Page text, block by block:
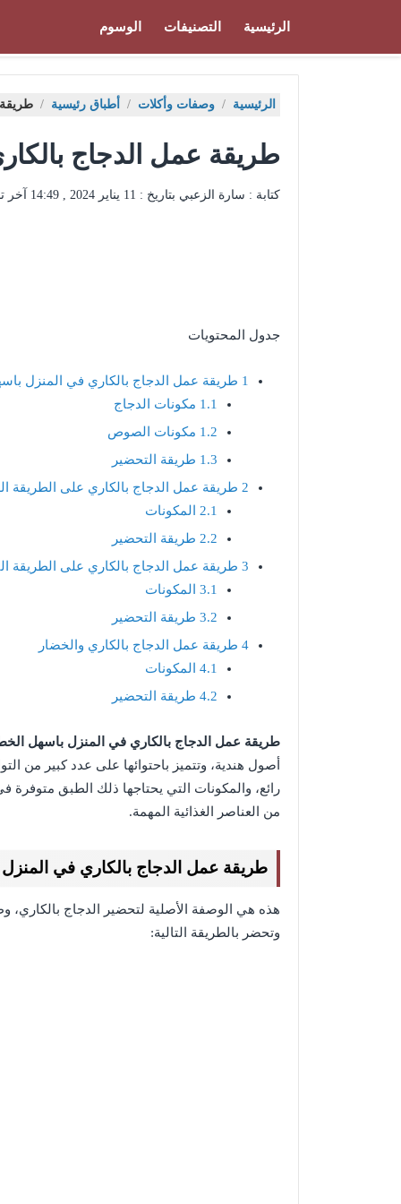
الرئيسية التصنيفات الوسوم
الرئيسية / وصفات وأكلات / أطباق رئيسية /
طريقة عمل الدجاج
كتابة : سارة الزعبي بتاريخ : 11 يناير 2024 , 14:49 آخر
جدول المحتويات
1 طريقة عمل الدجاج بالكاري في المنزل
1.1 مكونات الدجاج
1.2 مكونات الصوص
1.3 طريقة التحضير
2 طريقة عمل الدجاج بالكاري على الطريقة
2.1 المكونات
2.2 طريقة التحضير
3 طريقة عمل الدجاج بالكاري على الطريقة
3.1 المكونات
3.2 طريقة التحضير
4 طريقة عمل الدجاج بالكاري والخضار
4.1 المكونات
4.2 طريقة التحضير
طريقة عمل الدجاج بالكاري في المنزل باسهل
أصول هندية، وتتميز باحتوائها على عدد كبير من
رائع، والمكونات التي يحتاجها ذلك الطبق متوفرة
من العناصر الغذائية المهمة.
طريقة عمل الدجاج بالكاري في
هذه هي الوصفة الأصلية لتحضير الدجاج
وتحضر بالطريقة التالية: